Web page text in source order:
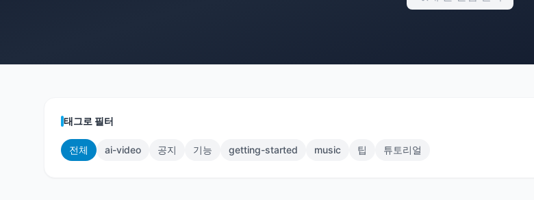
태그로 필터
전체 ai-video 공지 기능 getting-started music 팁 튜토리얼